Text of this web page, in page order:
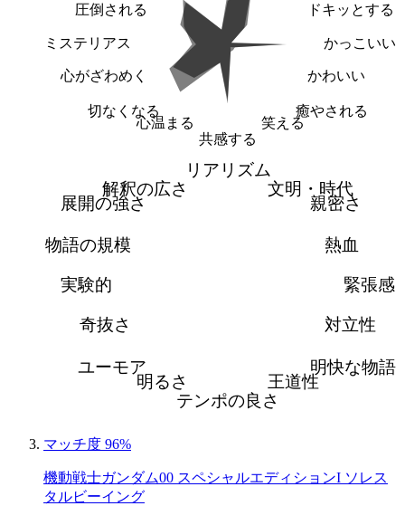
ドキッとする
かっこいい
かわいい
癒やされる
笑える
共感する
心温まる
切なくなる
心がざわめく
ミステリアス
圧倒される
リアリズム
文明・時代
親密さ
熱血
緊張感
対立性
明快な物語
王道性
テンポの良さ
明るさ
ユーモア
奇抜さ
実験的
物語の規模
展開の強さ
解釈の広さ
マッチ度 96%
機動戦士ガンダム00 スペシャルエディションI ソレス
タルビーイング